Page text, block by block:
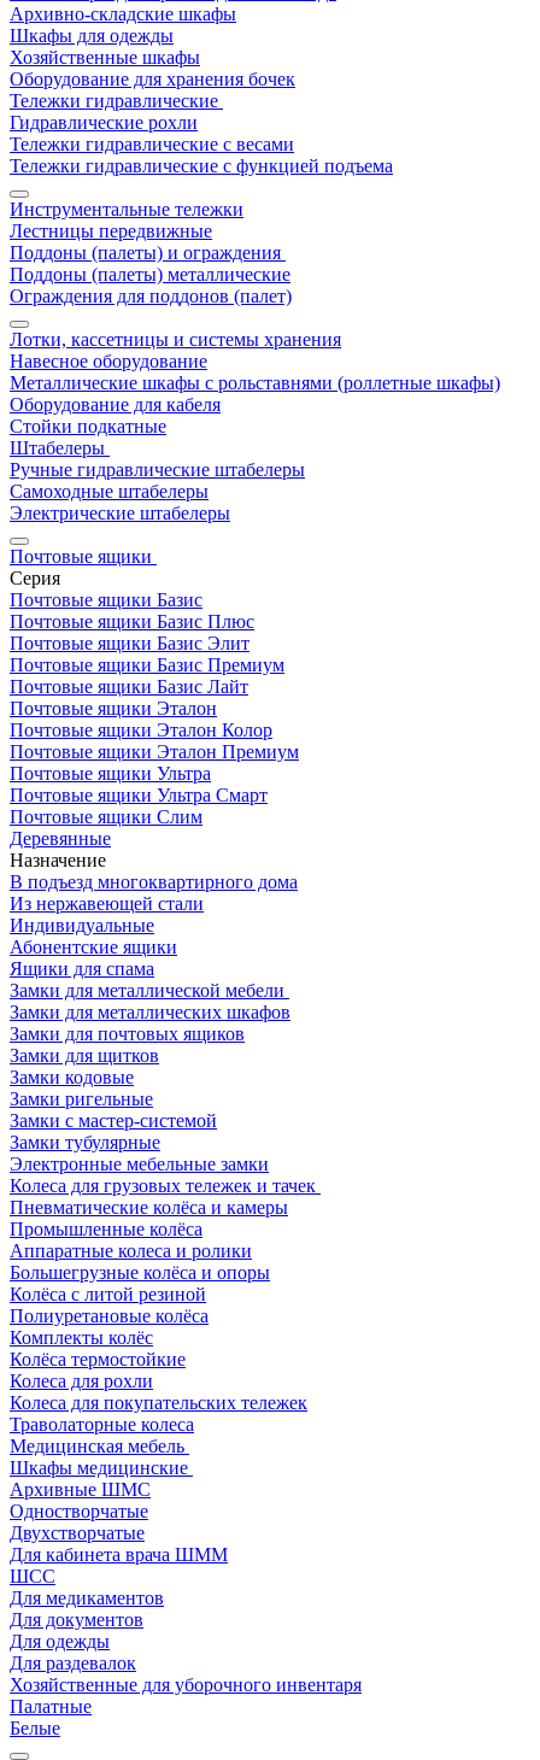
Архивно-складские шкафы
Шкафы для одежды
Хозяйственные шкафы
Оборудование для хранения бочек
Тележки гидравлические
Гидравлические рохли
Тележки гидравлические с весами
Тележки гидравлические с функцией подъема
Инструментальные тележки
Лестницы передвижные
Поддоны (палеты) и ограждения
Поддоны (палеты) металлические
Ограждения для поддонов (палет)
Лотки, кассетницы и системы хранения
Навесное оборудование
Металлические шкафы с рольставнями (роллетные шкафы)
Оборудование для кабеля
Стойки подкатные
Штабелеры
Ручные гидравлические штабелеры
Самоходные штабелеры
Электрические штабелеры
Почтовые ящики
Серия
Почтовые ящики Базис
Почтовые ящики Базис Плюс
Почтовые ящики Базис Элит
Почтовые ящики Базис Премиум
Почтовые ящики Базис Лайт
Почтовые ящики Эталон
Почтовые ящики Эталон Колор
Почтовые ящики Эталон Премиум
Почтовые ящики Ультра
Почтовые ящики Ультра Смарт
Почтовые ящики Слим
Деревянные
Назначение
В подъезд многоквартирного дома
Из нержавеющей стали
Индивидуальные
Абонентские ящики
Ящики для спама
Замки для металлической мебели
Замки для металлических шкафов
Замки для почтовых ящиков
Замки для щитков
Замки кодовые
Замки ригельные
Замки с мастер-системой
Замки тубулярные
Электронные мебельные замки
Колеса для грузовых тележек и тачек
Пневматические колёса и камеры
Промышленные колёса
Аппаратные колеса и ролики
Большегрузные колёса и опоры
Колёса с литой резиной
Полиуретановые колёса
Комплекты колёс
Колёса термостойкие
Колеса для рохли
Колеса для покупательских тележек
Траволаторные колеса
Медицинская мебель
Шкафы медицинские
Архивные ШМС
Одностворчатые
Двухстворчатые
Для кабинета врача ШММ
ШСС
Для медикаментов
Для документов
Для одежды
Для раздевалок
Хозяйственные для уборочного инвентаря
Палатные
Белые